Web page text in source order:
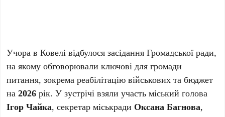
Учора в Ковелі відбулося засідання Громадської ради,
на якому обговорювали ключові для громади
питання, зокрема реабілітацію військових та бюджет
на2026 рік. У зустрічі взяли участь міський голова
Ігор Чайка, секретар міськради Оксана Багнова,